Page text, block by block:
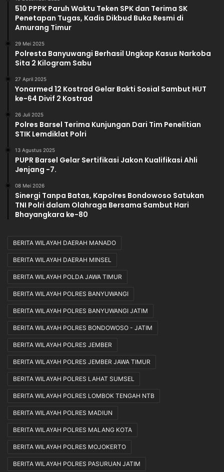
510 PPPK Paruh Waktu Teken SPK dan Terima SK
Penetapan Tugas, Kadis Dikbud Buka Resmi di
Amurang Timur
29 Mei 2025
Polresta Banyuwangi Berhasil Ungkap Kasus Narkoba
Sita 2 Kilogram Sabu
27 April 2025
Yonarmed 12 Kostrad Gelar Bakti Sosial Sambut HUT
ke-64 Divif 2 Kostrad
26 Juli 2025
Polres Barsel Terima Kunjungan Dari Tim Penelitian
STIK Lemdiklat Polri
13 Agustus 2025
PUPR Barsel Gelar Sertifikasi Jakon Kualifikasi Ahli
Jenjang -7.
08 Mei 2026
Sinergi Tanpa Batas, Kapolres Bondowoso Satukan
TNI Polri dalam Olahraga Bersama Sambut Hari
Bhayangkara ke-80
BERITA WILAYAH DAERAH MANADO
BERITA WILAYAH DAERAH MINSEL
BERITA WILAYAH POLDA JAWA TIMUR
BERITA WILAYAH POLRES BANYUWANGI
BERITA WILAYAH POLRES BANYUWANGI JATIM
BERITA WILAYAH POLRES BONDOWOSO - JATIM
BERITA WILAYAH POLRES JEMBER
BERITA WILAYAH POLRES JEMBER JAWA TIMUR
BERITA WILAYAH POLRES LAHAT SUMSEL
BERITA WILAYAH POLRES LOMBOK TENGAH NTB
BERITA WILAYAH POLRES MADIUN
BERITA WILAYAH POLRES MALANG KOTA
BERITA WILAYAH POLRES MOJOKERTO
BERITA WILAYAH POLRES PASURUAN JATIM